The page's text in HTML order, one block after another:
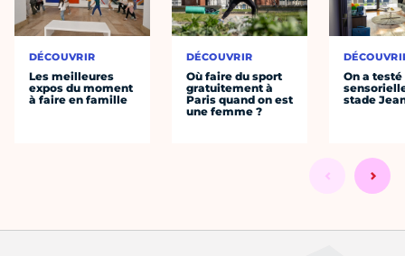
DÉCOUVRIR
Les meilleures
expos du moment
à faire en famille
DÉCOUVRIR
Où faire du sport
gratuitement à
Paris quand on est
une femme ?
On a
stade